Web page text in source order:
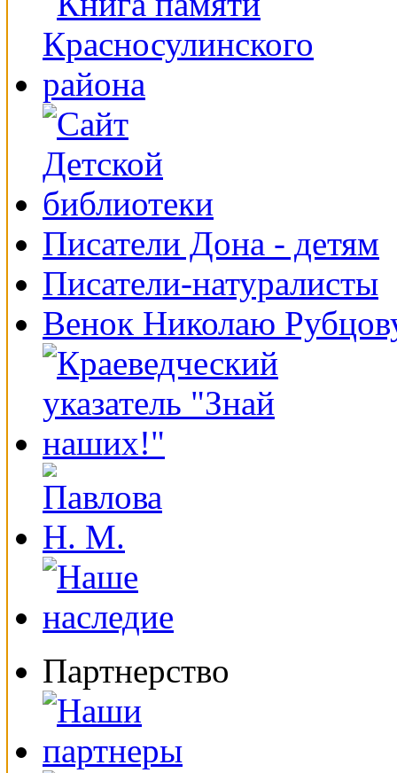
Писатели Дона - детям
Писатели-натуралисты
Венок Николаю
Партнерство